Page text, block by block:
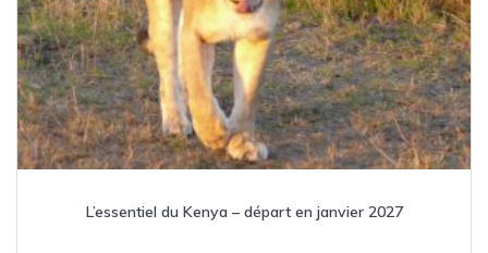
L’essentiel du Kenya – départ en janvier 2027